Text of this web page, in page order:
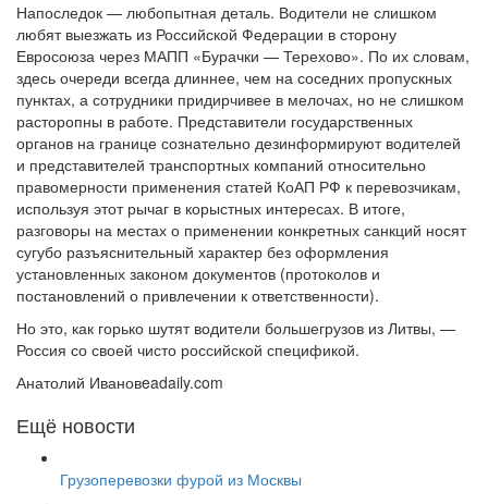
Напоследок — любопытная деталь. Водители не слишком
любят выезжать из Российской Федерации в сторону
Евросоюза через МАПП «Бурачки — Терехово». По их словам,
здесь очереди всегда длиннее, чем на соседних пропускных
пунктах, а сотрудники придирчивее в мелочах, но не слишком
расторопны в работе. Представители государственных
органов на границе сознательно дезинформируют водителей
и представителей транспортных компаний относительно
правомерности применения статей КоАП РФ к перевозчикам,
используя этот рычаг в корыстных интересах. В итоге,
разговоры на местах о применении конкретных санкций носят
сугубо разъяснительный характер без оформления
установленных законом документов (протоколов и
постановлений о привлечении к ответственности).
Но это, как горько шутят водители большегрузов из Литвы, —
Россия со своей чисто российской спецификой.
Анатолий Ивановeadaily.com
Ещё новости
Грузоперевозки фурой из Москвы